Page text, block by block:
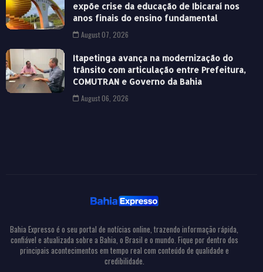
expõe crise da educação de Ibicaraí nos
anos finais do ensino fundamental
August 07, 2026
Itapetinga avança na modernização do
trânsito com articulação entre Prefeitura,
COMUTRAN e Governo da Bahia
August 06, 2026
Bahia Expresso é o seu portal de notícias online, trazendo informação rápida,
confiável e atualizada sobre a Bahia, o Brasil e o mundo. Fique por dentro dos
principais acontecimentos em tempo real com conteúdo de qualidade e
credibilidade.